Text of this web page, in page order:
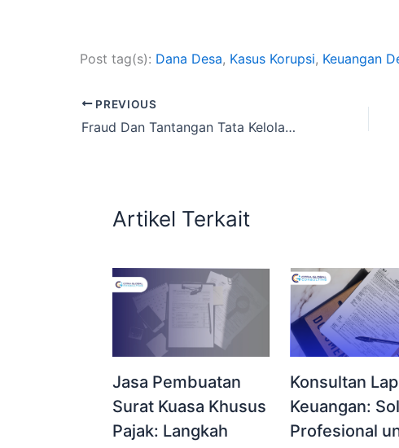
Post tag(s): Dana Desa, Kasus Korupsi, Keuangan
PREVIOUS
Fraud Dan Tantangan Tata Kelola Di Sektor Keuangan Dan Fiskal Indonesia
Artikel Terkait
Jasa Pembuatan
Surat Kuasa Khusus
Pajak: Langkah
Konsultan
Keuangan:
Profesional